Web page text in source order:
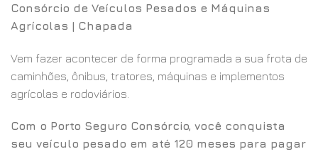
Consórcio de Veículos Pesados e Máquinas
Agrícolas | Chapada
Vem fazer acontecer de forma programada a sua frota de
caminhões, ônibus, tratores, máquinas e implementos
agrícolas e rodoviários.
Com o Porto Seguro Consórcio, você conquista
seu veículo pesado em até 120 meses para pagar